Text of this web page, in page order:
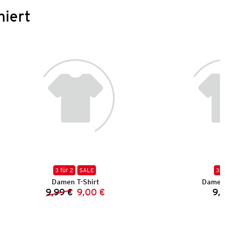
3 für 2 SALE
Damen T-Shirt
Vorheriger Preis:
9,99 € Neuer Preis:
9,00 €
3